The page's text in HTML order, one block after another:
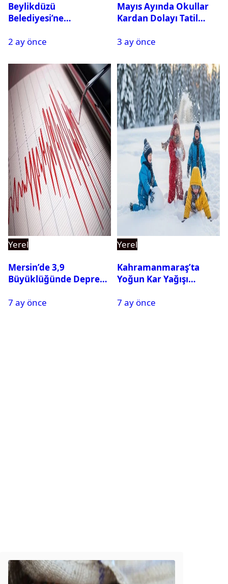
Beylikdüzü
Belediyesi’ne
Gözaltına Alındı
2 ay önce
Mayıs Ayında Okullar
Kardan Dolayı Tatil
3 ay önce
Yerel
Mersin’de 3,9
Büyüklüğünde Deprem
7 ay önce
Yerel
Kahramanmaraş’ta
Yoğun Kar Yağışı
Tatil
7 ay önce